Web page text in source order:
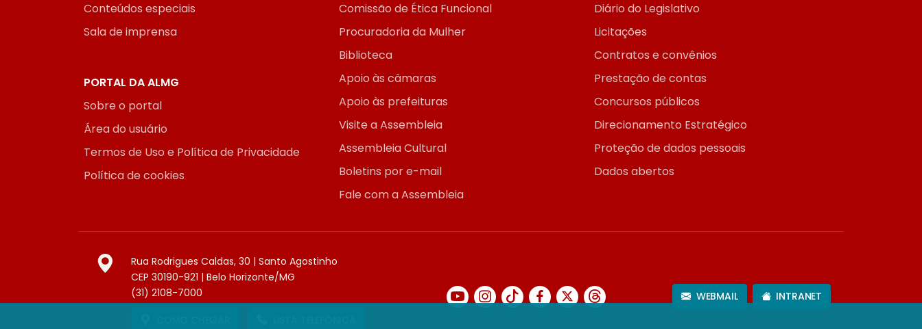
Conteúdos especiais
Sala de imprensa
Comissão de Ética Funcional
Procuradoria da Mulher
Biblioteca
Apoio às câmaras
Apoio às prefeituras
Visite a Assembleia
Assembleia Cultural
Boletins por e-mail
Fale com a Assembleia
Diário do Legislativo
Licitações
Contratos e convênios
Prestação de contas
Concursos públicos
Direcionamento Estratégico
Proteção de dados pessoais
Dados abertos
PORTAL DA ALMG
Sobre o portal
Área do usuário
Termos de Uso e Política de Privacidade
Política de cookies
Rua Rodrigues Caldas, 30 | Santo Agostinho
CEP 30190-921 | Belo Horizonte/MG
(31) 2108-7000
WEBMAIL INTRANET